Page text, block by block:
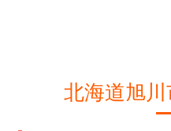
北海道旭